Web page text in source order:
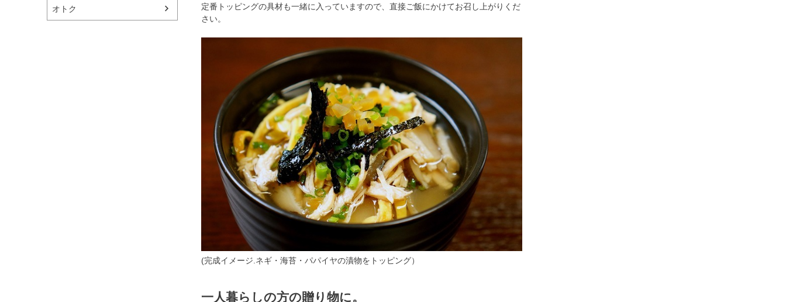
オトク
定番トッピングの具材も一緒に入っていますので、直接ご飯にかけてお召し上がりくだ
さい。
(完成イメージ.ネギ・海苔・パパイヤの漬物をトッピング）
一人暮らしの方の贈り物に。